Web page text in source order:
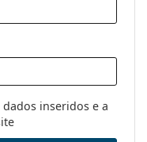
dados inseridos e a